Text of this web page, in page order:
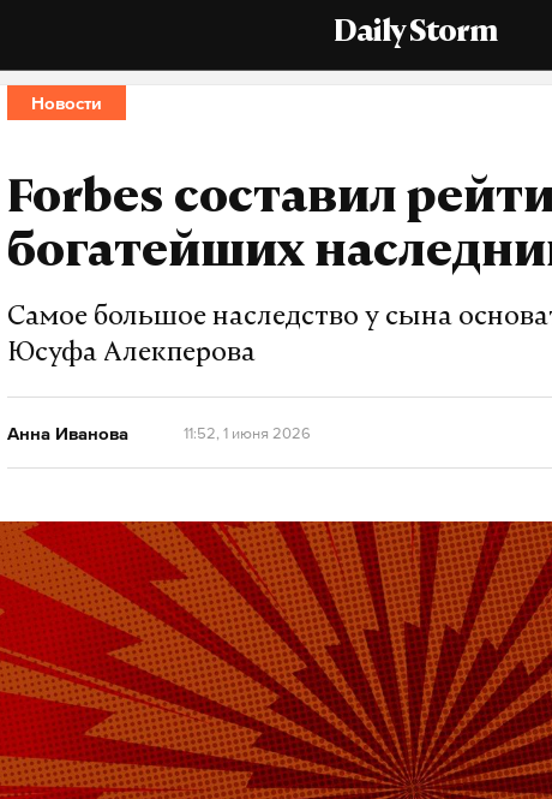
Daily Storm
Новости
Forbes составил
богатейших
Самое большое наследство у сына
Юсуфа Алекперова
Анна Иванова 11:52, 1 июня 2026